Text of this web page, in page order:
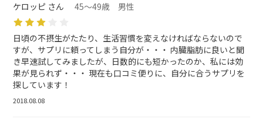
ケロッピ さん 45～49歳 男性
日頃の不摂生がたたり、生活習慣を変えなければならないので
すが、サプリに頼ってしまう自分が・・・ 内臓脂肪に良いと聞
き早速試してみましたが、日数的にも短かったのか、私には効
果が見られず・・・ 現在も口コミ便りに、自分に合うサプリを
探しています！
2018.08.08